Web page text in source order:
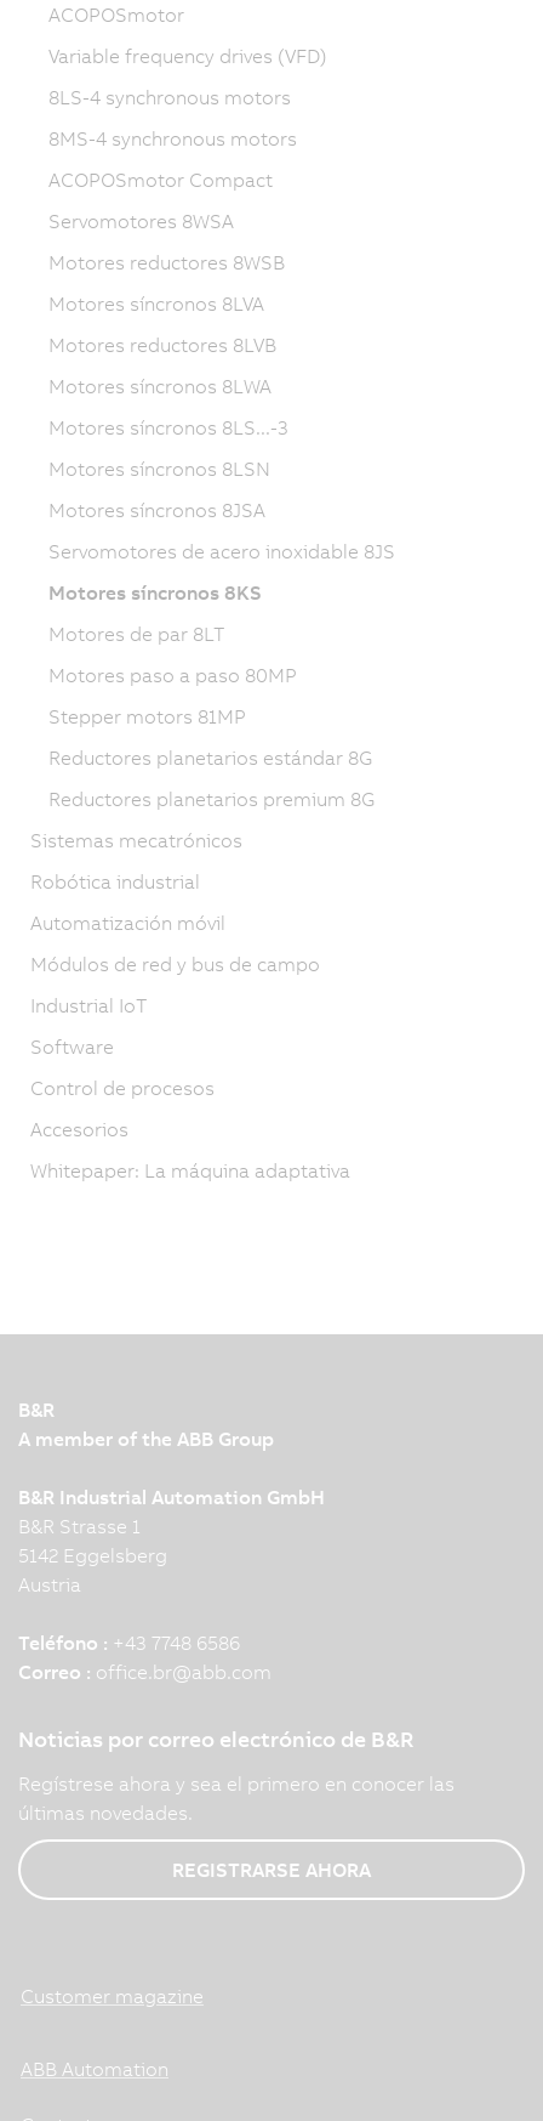
ACOPOSmotor
Variable frequency drives (VFD)
8LS-4 synchronous motors
8MS-4 synchronous motors
ACOPOSmotor Compact
Servomotores 8WSA
Motores reductores 8WSB
Motores síncronos 8LVA
Motores reductores 8LVB
Motores síncronos 8LWA
Motores síncronos 8LS...-3
Motores síncronos 8LSN
Motores síncronos 8JSA
Servomotores de acero inoxidable 8JS
Motores síncronos 8KS
Motores de par 8LT
Motores paso a paso 80MP
Stepper motors 81MP
Reductores planetarios estándar 8G
Reductores planetarios premium 8G
Sistemas mecatrónicos
Robótica industrial
Automatización móvil
Módulos de red y bus de campo
Industrial IoT
Software
Control de procesos
Accesorios
Whitepaper: La máquina adaptativa
B&R
A member of the ABB Group
B&R Industrial Automation GmbH
B&R Strasse 1
5142 Eggelsberg
Austria
Teléfono : +43 7748 6586
Correo : office.br@abb.com
Noticias por correo electrónico de B&R
Regístrese ahora y sea el primero en conocer las
últimas novedades.
REGISTRARSE AHORA
Customer magazine
ABB Automation